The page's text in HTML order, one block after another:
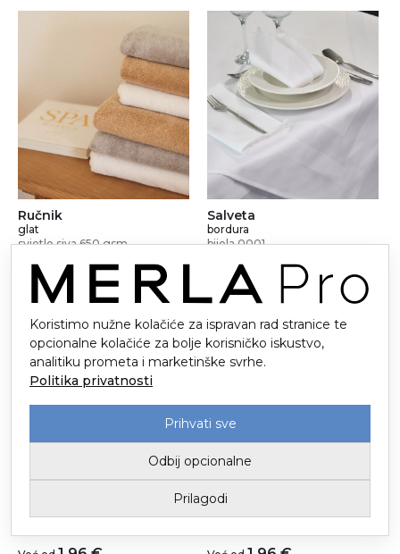
Ručnik
glat
svjetlo siva 650 gsm
Već od 5,99 €
Salveta
bordura
bijela 0001
Već od1,24 €
Salveta
Koristimo nužne kolačiće za ispravan rad stranice te
opcionalne kolačiće za bolje korisničko iskustvo,
analitiku prometa i marketinške svrhe.
Politika privatnosti
Prihvati sve
Odbij opcionalne
Prilagodi